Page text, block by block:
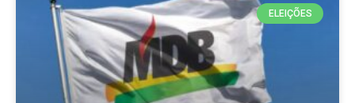
ELEIÇÕES